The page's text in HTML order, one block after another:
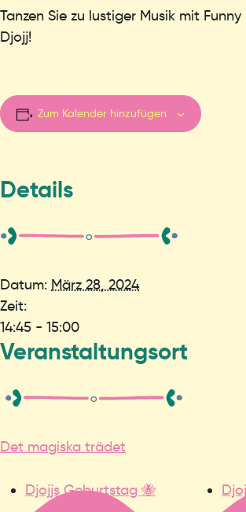
Tanzen Sie zu lustiger Musik mit
Djojj!
Zum Kalender hinzufügen
Details
Datum: März 28, 2024
Zeit:
14:45 - 15:00
Veranstaltungsort
Det magiska trädet
Djojjs Geburtstag 🐝